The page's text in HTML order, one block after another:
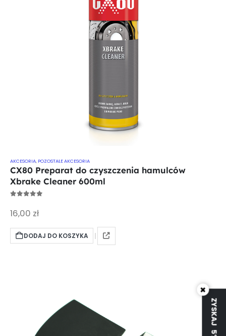
AKCESORIA, POZOSTAŁE AKCESORIA
CX80 Preparat do czyszczenia hamulców
Xbrake Cleaner 600ml
16,00 zł
DODAJ DO KOSZYKA
×